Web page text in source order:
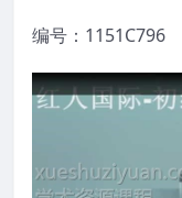
编号：1151C796